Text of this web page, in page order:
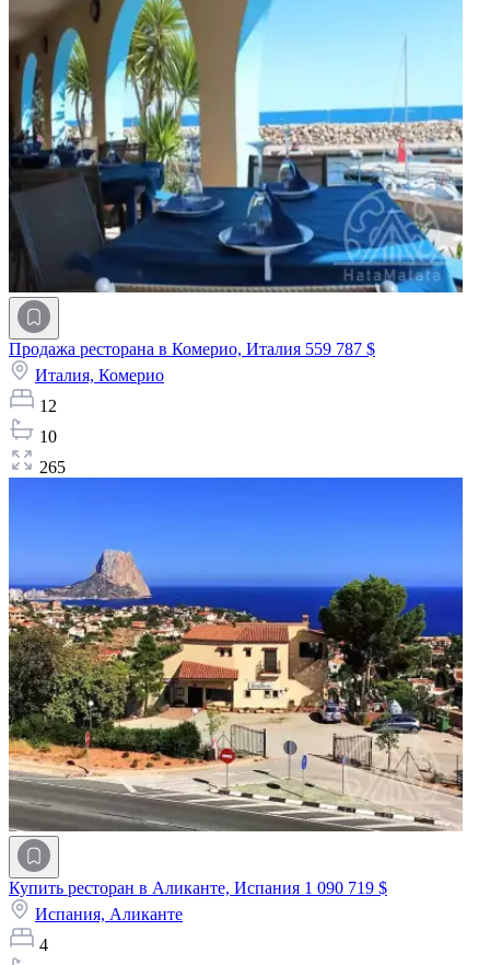
Продажа ресторана в Комерио, Италия 559 787 $
Италия, Комерио
12
10
265
Купить ресторан в Аликанте, Испания 1 090 719 $
Испания, Аликанте
4